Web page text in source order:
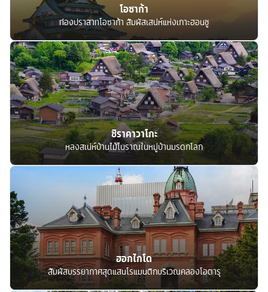
โอซาก้า
ท่องปราสาทโอซาก้า สัมผัสเสน่ห์แห่งเกาะฮอนชู
ชิราคาวาโกะ
หลงสเน่ห์บ้านไม้โบราณในหมู่บ้านมรดกโลก
ฮอกไกโด
สัมผัสบรรยากาศสุดแสนโรแมนติกบริเวณคลองโอตารุ